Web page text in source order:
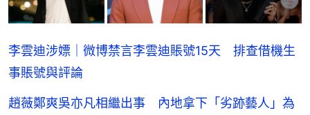
李雲迪涉嫖｜微博禁言李雲迪賬號15天 排查借機生
事賬號與評論
趙薇鄭爽吳亦凡相繼出事 內地拿下「劣跡藝人」為